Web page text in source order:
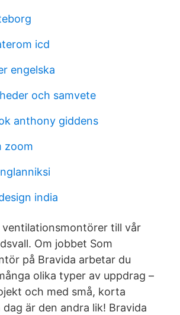
icd
engelska
och samvete
anthony giddens
zoom
india
ventilationsmontörer till vår
Om jobbet Som
på Bravida arbetar du
olika typer av uppdrag –
och med små, korta
är den andra lik! Bravida